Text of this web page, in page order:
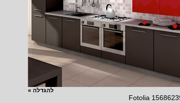
להגדלה »
Fotolia